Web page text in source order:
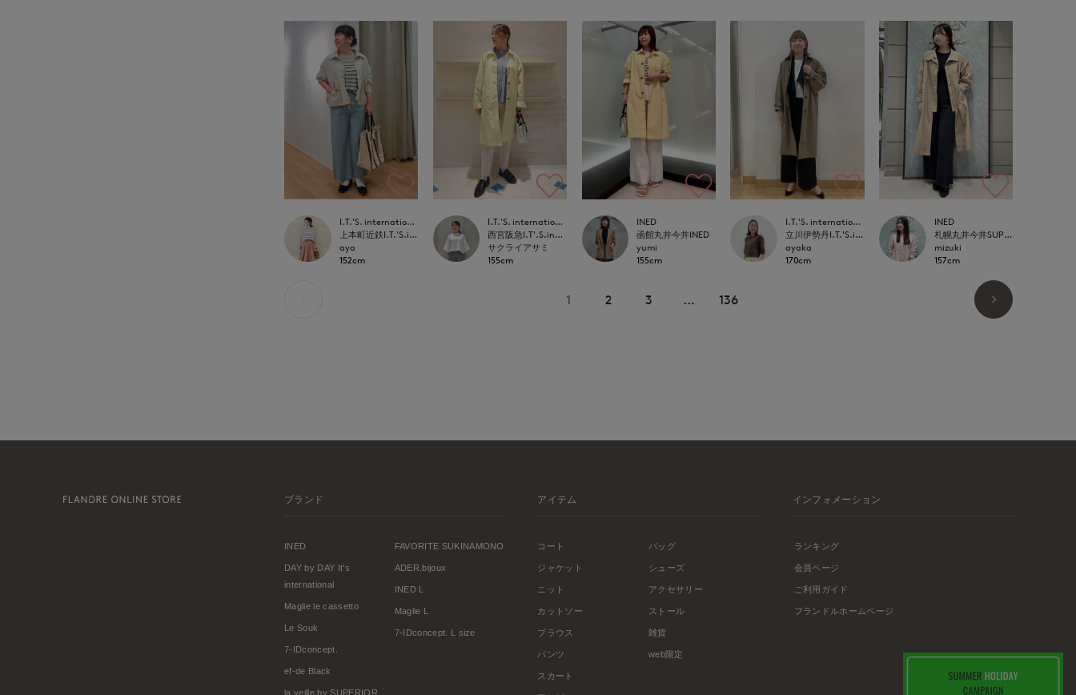
I.T.'S. international
上本町近鉄I.T.'S.international
aya
152cm
I.T.'S. international
西宮阪急I.T'.S.international
サクライアサミ
155cm
INED
函館丸井今井INED
yumi
155cm
I.T.'S. international
立川伊勢丹I.T.'S.international
ayaka
170cm
INED
札幌丸井今井SUPERIOR CLOSET
mizuki
157cm
1 2 3 … 136
ブランド
INED
DAY by DAY It's
international
Maglie le cassetto
Le Souk
7-IDconcept.
ef-de Black
la veille by SUPERIOR
FAVORITE SUKINAMONO
ADER.bijoux
INED L
Maglie L
7-IDconcept. L size
アイテム
コート
ジャケット
ニット
カットソー
ブラウス
パンツ
スカート
バッグ
シューズ
アクセサリー
ストール
雑貨
web限定
インフォメーション
ランキング
会員ページ
ご利用ガイド
フランドルホームページ